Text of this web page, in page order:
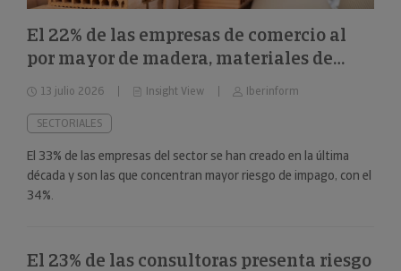
El 22% de las empresas de comercio al
por mayor de madera, materiales de
construcción y aparatos sanitarios están
en riesgo máximo o elevado de impago
13 julio 2026 Insight View Iberinform
SECTORIALES
El 33% de las empresas del sector se han creado en la última
década y son las que concentran mayor riesgo de impago, con el
34%.
El 23% de las consultoras presenta riesgo